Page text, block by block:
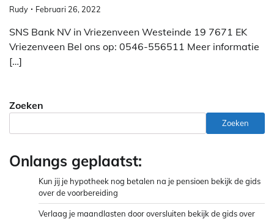
Rudy Februari 26, 2022
SNS Bank NV in Vriezenveen Westeinde 19 7671 EK
Vriezenveen Bel ons op: 0546-556511 Meer informatie
[…]
Zoeken
Zoeken
Onlangs geplaatst:
Kun jij je hypotheek nog betalen na je pensioen bekijk de gids
over de voorbereiding
Verlaag je maandlasten door oversluiten bekijk de gids over